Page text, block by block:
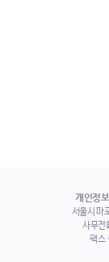
개인정
서울시 마
사무전
팩스